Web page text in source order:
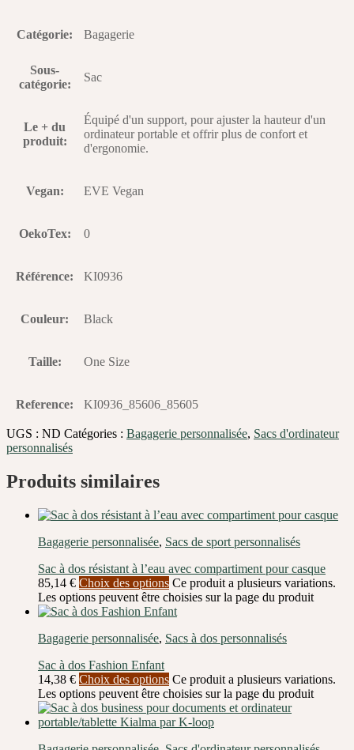
Catégorie: Bagagerie
Sous-
catégorie:
Sac
Le + du
produit:
Équipé d'un support, pour ajuster la hauteur d'un
ordinateur portable et offrir plus de confort et
d'ergonomie.
Vegan: EVE Vegan
OekoTex: 0
Référence: KI0936
Couleur: Black
Taille: One Size
Reference: KI0936_85606_85605
UGS : ND Catégories : Bagagerie personnalisée, Sacs d'ordinateur
personnalisés
Produits similaires
Bagagerie personnalisée, Sacs de sport personnalisés
Sac à dos résistant à l’eau avec compartiment pour casque
85,14 € Choix des options Ce produit a plusieurs variations.
Les options peuvent être choisies sur la page du produit
Bagagerie personnalisée, Sacs à dos personnalisés
Sac à dos Fashion Enfant
14,38 € Choix des options Ce produit a plusieurs variations.
Les options peuvent être choisies sur la page du produit